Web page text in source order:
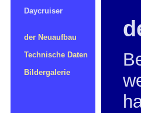
Daycruiser
der Neuaufbau
Technische Daten
Bildergalerie